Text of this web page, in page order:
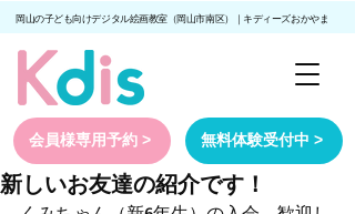
岡山の子ども向けデジタル絵画教室（岡山市南区）｜キディーズおかやま
会員様専用予約 > 無料体験受付中 >
新しいお友達の紹介です！